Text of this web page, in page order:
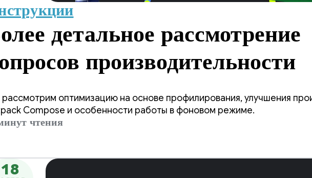
детальное рассмотрение
производительности
оптимизацию на основе профилирования, улучшения
Compose и особенности работы в фоновом режиме.
чтения
18